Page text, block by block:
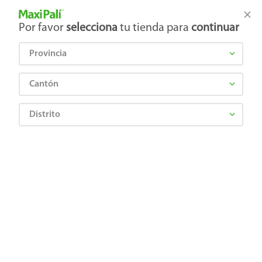
Tienda Maxi Palí
Por favor selecciona tu tienda para continuar
Provincia
Cantón
Distrito